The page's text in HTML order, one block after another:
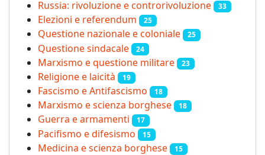
Russia: rivoluzione e controrivoluzione 33
Elezioni e referendum 25
Questione nazionale e coloniale 25
Questione sindacale 24
Marxismo e questione militare 23
Religione e laicità 19
Fascismo e Antifascismo 18
Marxismo e scienza borghese 18
Guerra e armamenti 17
Pacifismo e difesismo 15
Medicina e scienza borghese 15